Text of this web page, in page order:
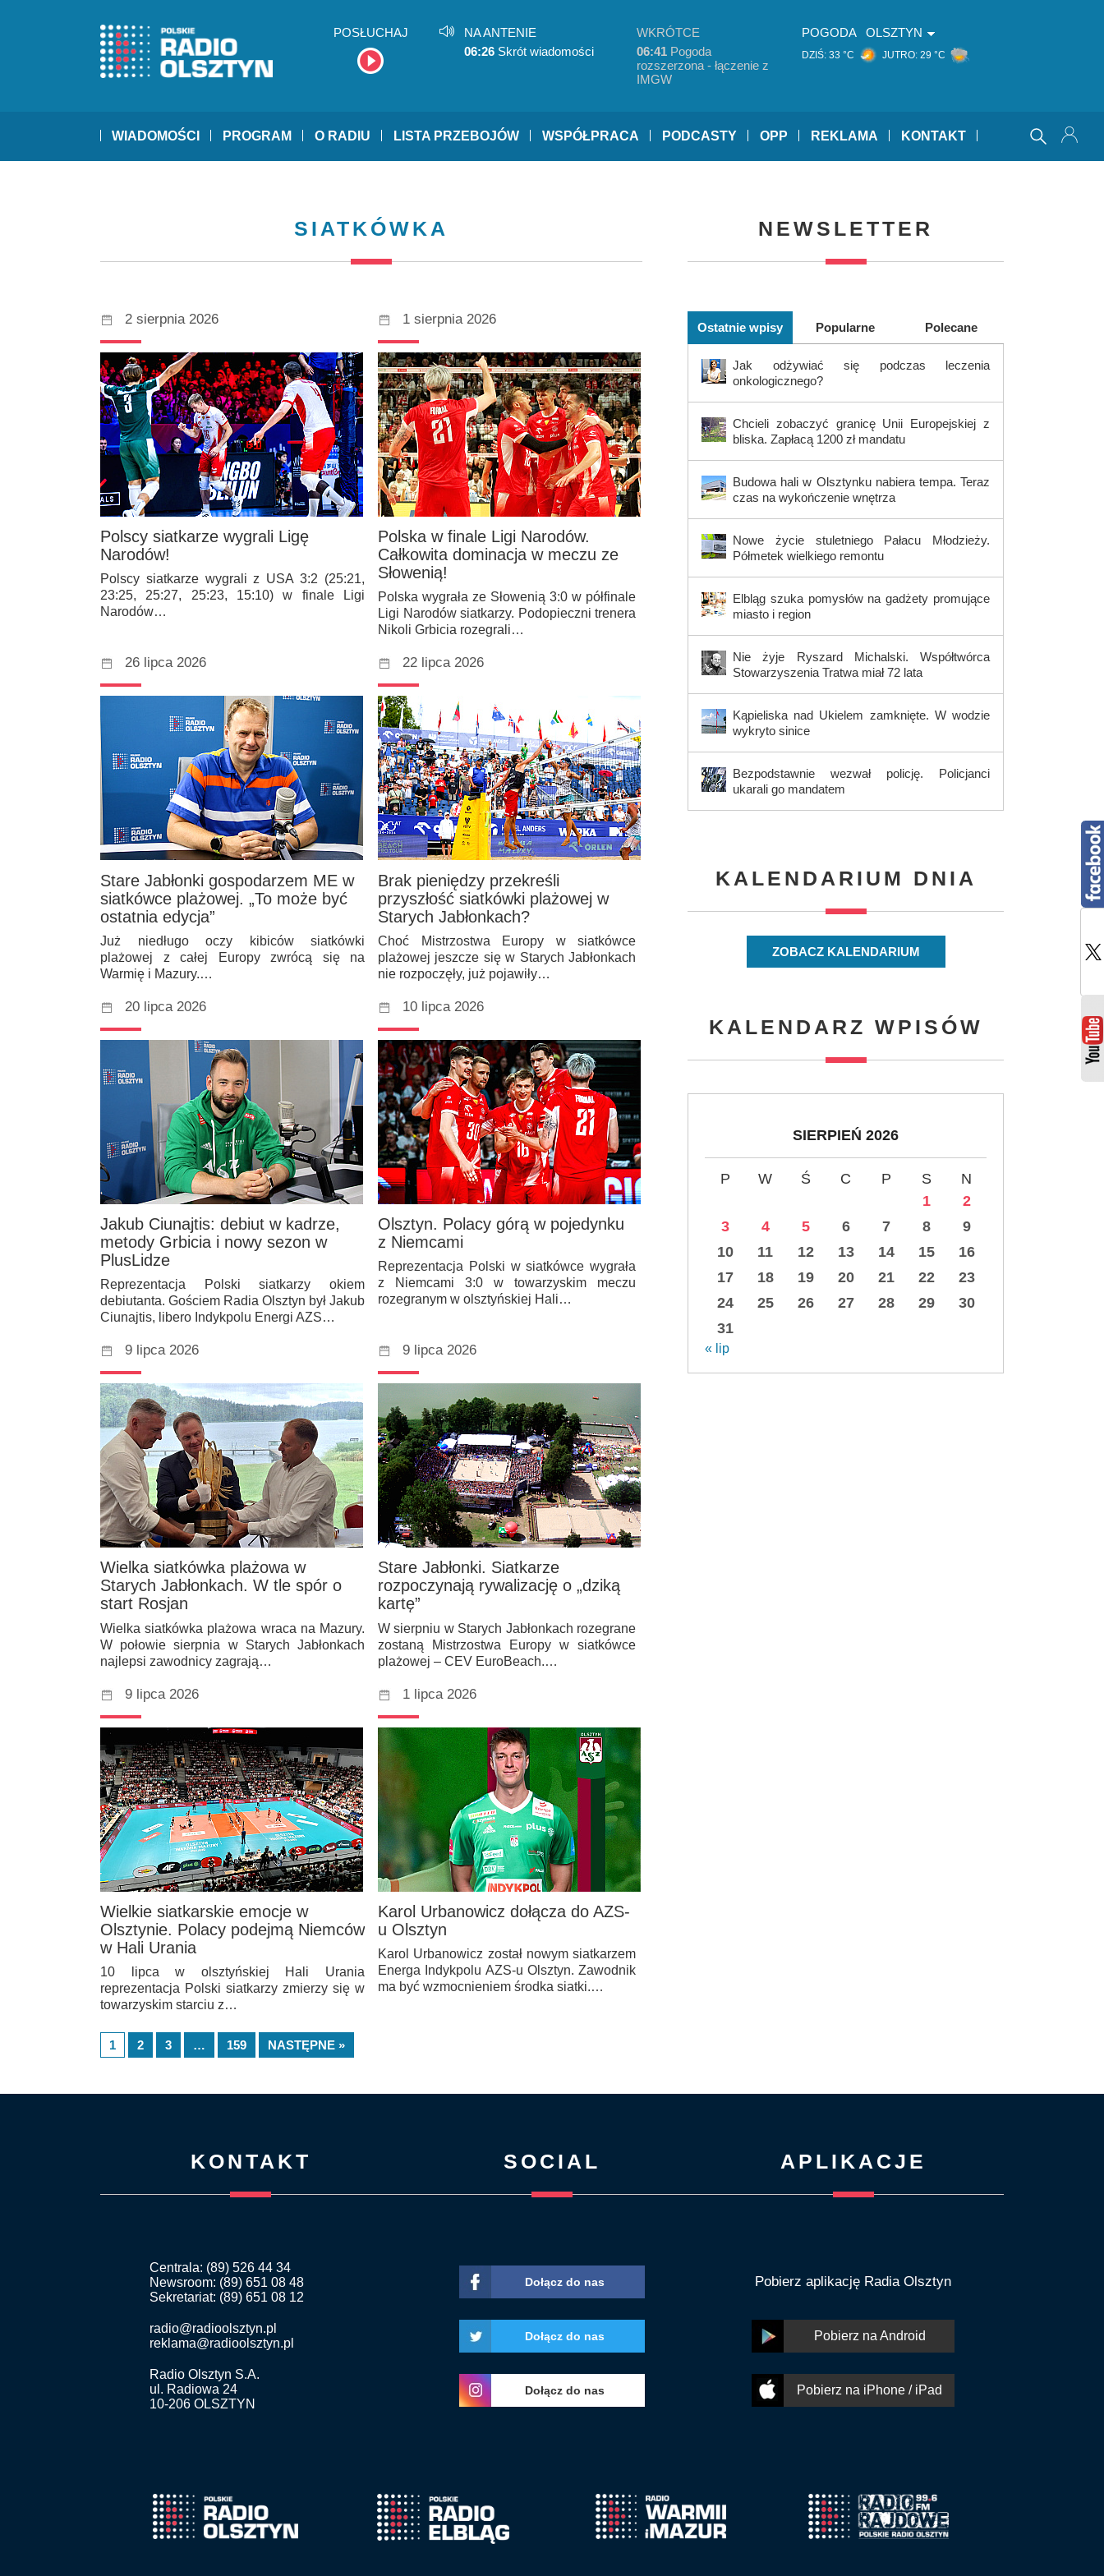
POSŁUCHAJ
NA ANTENIE
06:26 Skrót wiadomości
WKRÓTCE
06:41 Pogoda
rozszerzona - łączenie z
IMGW
POGODA OLSZTYN
DZIŚ: 33 °C JUTRO: 29 °C
WIADOMOŚCI PROGRAM O RADIU LISTA PRZEBOJÓW WSPÓŁPRACA PODCASTY OPP REKLAMA KONTAKT
SIATKÓWKA
2 sierpnia 2026
Polscy siatkarze wygrali Ligę
Narodów!
Polscy siatkarze wygrali z USA 3:2 (25:21,
23:25, 25:27, 25:23, 15:10) w finale Ligi
Narodów…
1 sierpnia 2026
Polska w finale Ligi Narodów.
Całkowita dominacja w meczu ze
Słowenią!
Polska wygrała ze Słowenią 3:0 w półfinale
Ligi Narodów siatkarzy. Podopieczni trenera
Nikoli Grbicia rozegrali…
26 lipca 2026
Stare Jabłonki gospodarzem ME w
siatkówce plażowej. „To może być
ostatnia edycja”
Już niedługo oczy kibiców siatkówki
plażowej z całej Europy zwrócą się na
Warmię i Mazury.…
22 lipca 2026
Brak pieniędzy przekreśli
przyszłość siatkówki plażowej w
Starych Jabłonkach?
Choć Mistrzostwa Europy w siatkówce
plażowej jeszcze się w Starych Jabłonkach
nie rozpoczęły, już pojawiły…
20 lipca 2026
Jakub Ciunajtis: debiut w kadrze,
metody Grbicia i nowy sezon w
PlusLidze
Reprezentacja Polski siatkarzy okiem
debiutanta. Gościem Radia Olsztyn był Jakub
Ciunajtis, libero Indykpolu Energi AZS…
10 lipca 2026
Olsztyn. Polacy górą w pojedynku
z Niemcami
Reprezentacja Polski w siatkówce wygrała
z Niemcami 3:0 w towarzyskim meczu
rozegranym w olsztyńskiej Hali…
9 lipca 2026
Wielka siatkówka plażowa w
Starych Jabłonkach. W tle spór o
start Rosjan
Wielka siatkówka plażowa wraca na Mazury.
W połowie sierpnia w Starych Jabłonkach
najlepsi zawodnicy zagrają…
9 lipca 2026
Stare Jabłonki. Siatkarze
rozpoczynają rywalizację o „dziką
kartę”
W sierpniu w Starych Jabłonkach rozegrane
zostaną Mistrzostwa Europy w siatkówce
plażowej – CEV EuroBeach.…
9 lipca 2026
Wielkie siatkarskie emocje w
Olsztynie. Polacy podejmą Niemców
w Hali Urania
10 lipca w olsztyńskiej Hali Urania
reprezentacja Polski siatkarzy zmierzy się w
towarzyskim starciu z…
1 lipca 2026
Karol Urbanowicz dołącza do AZS-
u Olsztyn
Karol Urbanowicz został nowym siatkarzem
Energa Indykpolu AZS-u Olsztyn. Zawodnik
ma być wzmocnieniem środka siatki.…
1 2 3 … 159 NASTĘPNE »
NEWSLETTER
Ostatnie wpisy Popularne Polecane
Jak odżywiać się podczas leczenia
onkologicznego?
Chcieli zobaczyć granicę Unii Europejskiej z
bliska. Zapłacą 1200 zł mandatu
Budowa hali w Olsztynku nabiera tempa. Teraz
czas na wykończenie wnętrza
Nowe życie stuletniego Pałacu Młodzieży.
Półmetek wielkiego remontu
Elbląg szuka pomysłów na gadżety promujące
miasto i region
Nie żyje Ryszard Michalski. Współtwórca
Stowarzyszenia Tratwa miał 72 lata
Kąpieliska nad Ukielem zamknięte. W wodzie
wykryto sinice
Bezpodstawnie wezwał policję. Policjanci
ukarali go mandatem
KALENDARIUM DNIA
ZOBACZ KALENDARIUM
KALENDARZ WPISÓW
SIERPIEŃ 2026
P W Ś C P S
N
1
2
3
4 5 6 7 8
9
10
11 12 13 14 15
16
17
18 19 20 21 22
23
24
25 26 27 28 29
30
31
« lip
KONTAKT
Centrala: (89) 526 44 34
Newsroom: (89) 651 08 48
Sekretariat: (89) 651 08 12
radio@radioolsztyn.pl
reklama@radioolsztyn.pl
Radio Olsztyn S.A.
ul. Radiowa 24
10-206 OLSZTYN
SOCIAL
Dołącz do nas
Dołącz do nas
Dołącz do nas
APLIKACJE
Pobierz aplikację Radia Olsztyn
Pobierz na Android
Pobierz na iPhone / iPad